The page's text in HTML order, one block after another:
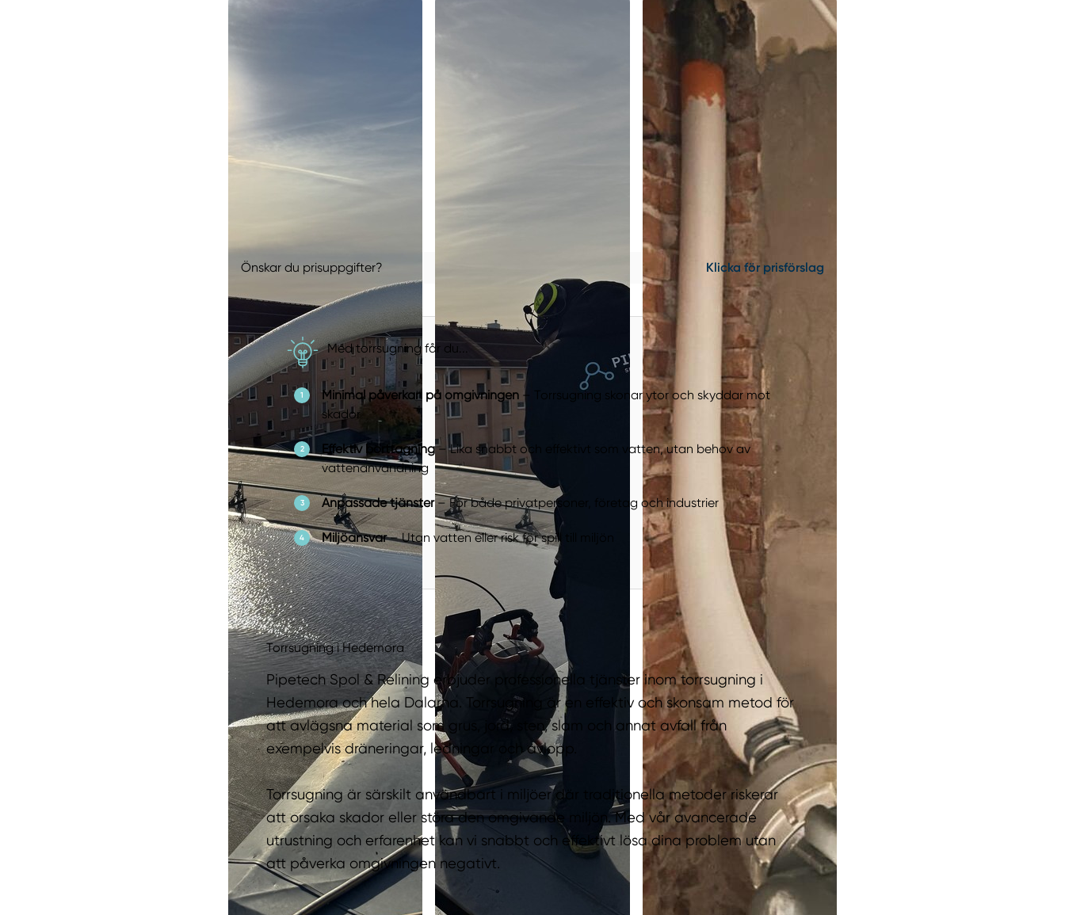
Önskar du prisuppgifter? Klicka för prisförslag
Med torrsugning får du...
Minimal påverkan på omgivningen – Torrsugning skonar ytor och skyddar mot
skador
Effektiv borttagning– Lika snabbt och effektivt som vatten, utan behov av
vattenanvändning
Anpassade tjänster– För både privatpersoner, företag och industrier
Miljöansvar– Utan vatten eller risk för spill till miljön
Torrsugning i Hedemora
Pipetech Spol & Relining erbjuder professionella tjänster inom torrsugning i
Hedemora och hela Dalarna. Torrsugning är en effektiv och skonsam metod för
att avlägsna material som grus, jord, sten, slam och annat avfall från
exempelvis dräneringar, ledningar och avlopp.
Torrsugning är särskilt användbart i miljöer där traditionella metoder riskerar
att orsaka skador eller störa den omgivande miljön. Med vår avancerade
utrustning och erfarenhet kan vi snabbt och effektivt lösa dina problem utan
att påverka omgivningen negativt.